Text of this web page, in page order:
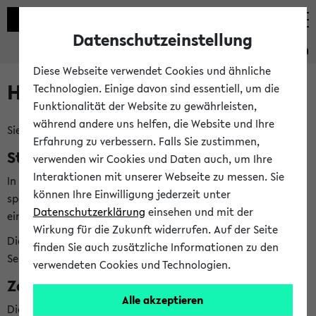
Studieninformation
Hilfe & Kontakt
Sie haben Fragen zum Studienangebot?
Studienberatungen der Fächer
In der Studieninformation finden Siebei jedem Fach die
speziellen Studienberatungen, die Ihnen bei allen Fragen zu
einem bestimmten Fach weiterhelfen können.
Die Studienberatungen Ihrer Fächer finden Sie direkt in der
Seite
Meine Studieninformation
Zentrale Beratungsangebote
Die zentrale Studienberatung (ZSB) hilft Ihnen bei weiteren
Datenschutzeinstellung
Diese Webseite verwendet Cookies und ähnliche
Technologien. Einige davon sind essentiell, um die
Funktionalität der Website zu gewährleisten,
während andere uns helfen, die Website und Ihre
Erfahrung zu verbessern. Falls Sie zustimmen,
verwenden wir Cookies und Daten auch, um Ihre
Interaktionen mit unserer Webseite zu messen. Sie
können Ihre Einwilligung jederzeit unter
Datenschutzerklärung einsehen und mit der
Wirkung für die Zukunft widerrufen. Auf der Seite
finden Sie auch zusätzliche Informationen zu den
verwendeten Cookies und Technologien.
Alle akzeptieren